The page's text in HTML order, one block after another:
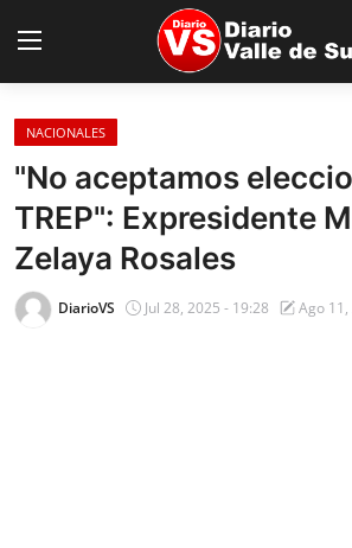
Inicio
Nacionales
Internacionales
Sucesos
NACIONALES
"No aceptamos
TREP": Expresidente
Zelaya Rosales
DiarioVS Jul 28, 2025 - 19:28 Ago